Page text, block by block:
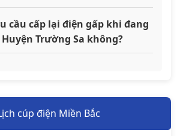
cầu cấp lại điện gấp khi đang
Trường Sa không?
cúp điện Miền Bắc